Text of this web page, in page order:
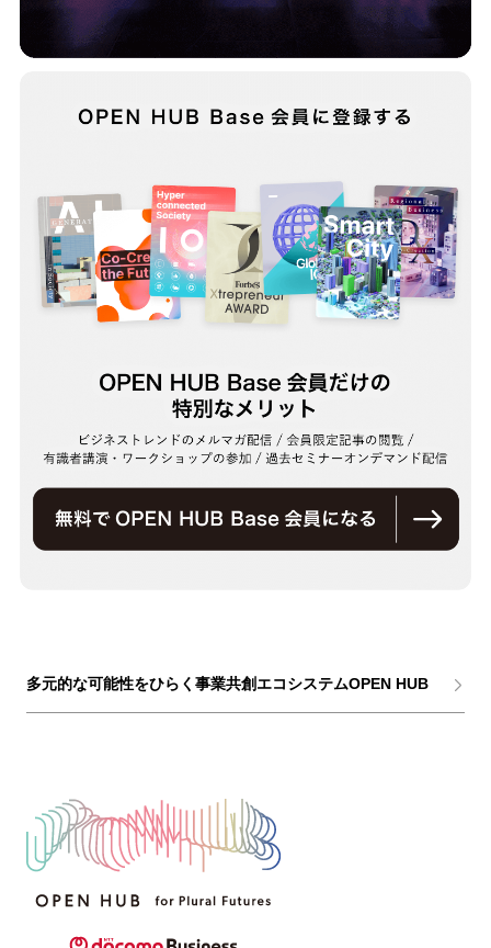
多元的な可能性をひらく事業共創エコシステムOPEN HUB